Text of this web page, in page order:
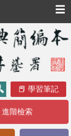
☰
學習筆記
進階檢索